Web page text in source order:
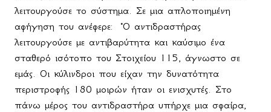
λειτουργούσε το σύστημα. Σε μια απλοποιημένη
αφήγηση του ανέφερε:
"Ο αντιδραστήρας
λειτουργούσε με αντιβαρύτητα και καύσιμο ένα
σταθερό ισότοπο του Στοιχείου 115, άγνωστο σε
εμάς. Οι κύλινδροι που είχαν την δυνατότητα
περιστροφής 180 μοιρών ήταν οι ενισχυτές. Στο
πάνω μέρος του αντιδραστήρα υπήρχε μια σφαίρα,